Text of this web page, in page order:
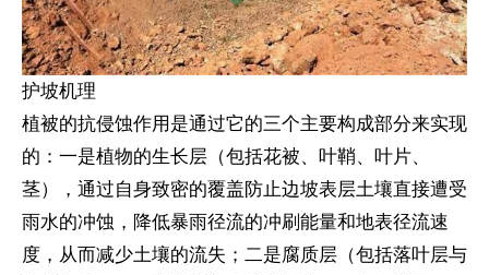
1 2 3
护坡机理
植被的抗侵蚀作用是通过它的三个主要构成部分来实现
的：一是植物的生长层（包括花被、叶鞘、叶片、
茎），通过自身致密的覆盖防止边坡表层土壤直接遭受
雨水的冲蚀，降低暴雨径流的冲刷能量和地表径流速
度，从而减少土壤的流失；二是腐质层（包括落叶层与